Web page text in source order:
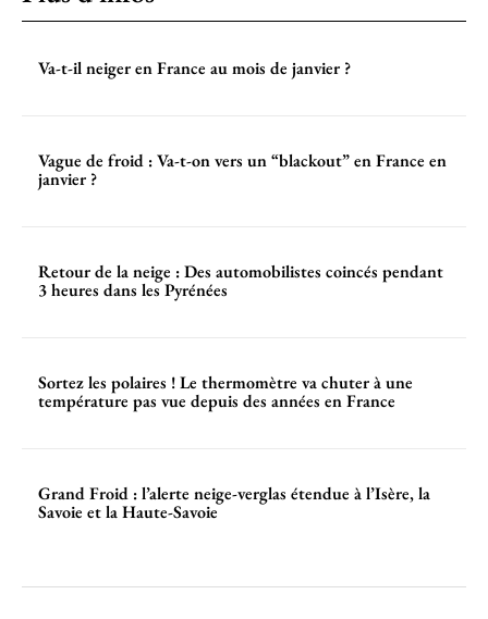
Va-t-il neiger en France au mois de janvier ?
Vague de froid : Va-t-on vers un “blackout” en France en
janvier ?
Retour de la neige : Des automobilistes coincés pendant
3 heures dans les Pyrénées
Sortez les polaires ! Le thermomètre va chuter à une
température pas vue depuis des années en France
Grand Froid : l’alerte neige-verglas étendue à l’Isère, la
Savoie et la Haute-Savoie